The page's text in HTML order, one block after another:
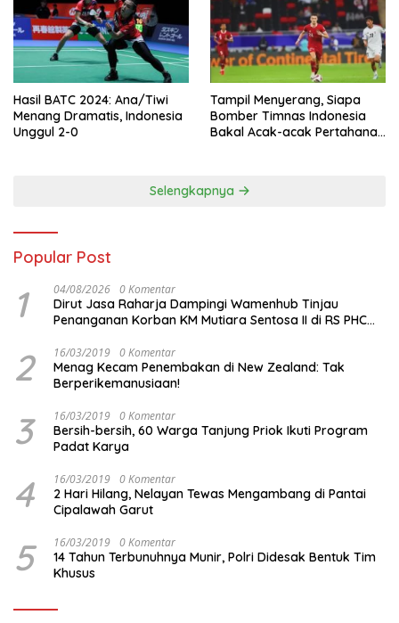
Hasil BATC 2024: Ana/Tiwi
Menang Dramatis, Indonesia
Unggul 2-0
Tampil Menyerang, Siapa
Bomber Timnas Indonesia
Bakal Acak-acak Pertahanan
Selengkapnya
Popular Post
1 04/08/2026 0 Komentar
Dirut Jasa Raharja Dampingi Wamenhub Tinjau
Penanganan Korban KM Mutiara Sentosa II di RS PHC
2 16/03/2019 0 Komentar
Menag Kecam Penembakan di New Zealand: Tak
Berperikemanusiaan!
3 16/03/2019 0 Komentar
Bersih-bersih, 60 Warga Tanjung Priok Ikuti Program
Padat Karya
4 16/03/2019 0 Komentar
2 Hari Hilang, Nelayan Tewas Mengambang di Pantai
Cipalawah Garut
5 16/03/2019 0 Komentar
14 Tahun Terbunuhnya Munir, Polri Didesak Bentuk Tim
Khusus